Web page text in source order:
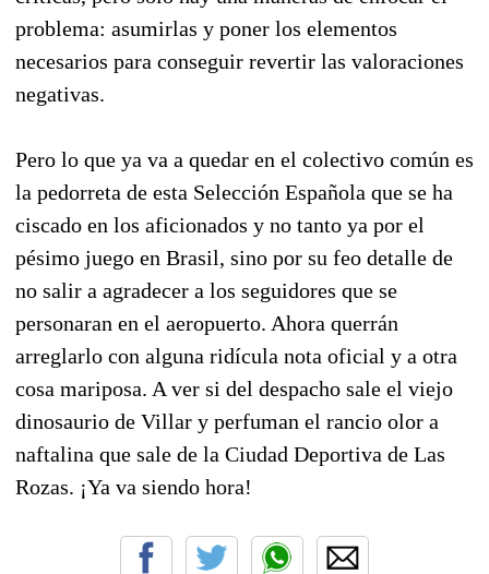
problema: asumirlas y poner los elementos
necesarios para conseguir revertir las valoraciones
negativas.
Pero lo que ya va a quedar en el colectivo común es
la pedorreta de esta Selección Española que se ha
ciscado en los aficionados y no tanto ya por el
pésimo juego en Brasil, sino por su feo detalle de
no salir a agradecer a los seguidores que se
personaran en el aeropuerto. Ahora querrán
arreglarlo con alguna ridícula nota oficial y a otra
cosa mariposa. A ver si del despacho sale el viejo
dinosaurio de Villar y perfuman el rancio olor a
naftalina que sale de la Ciudad Deportiva de Las
Rozas. ¡Ya va siendo hora!